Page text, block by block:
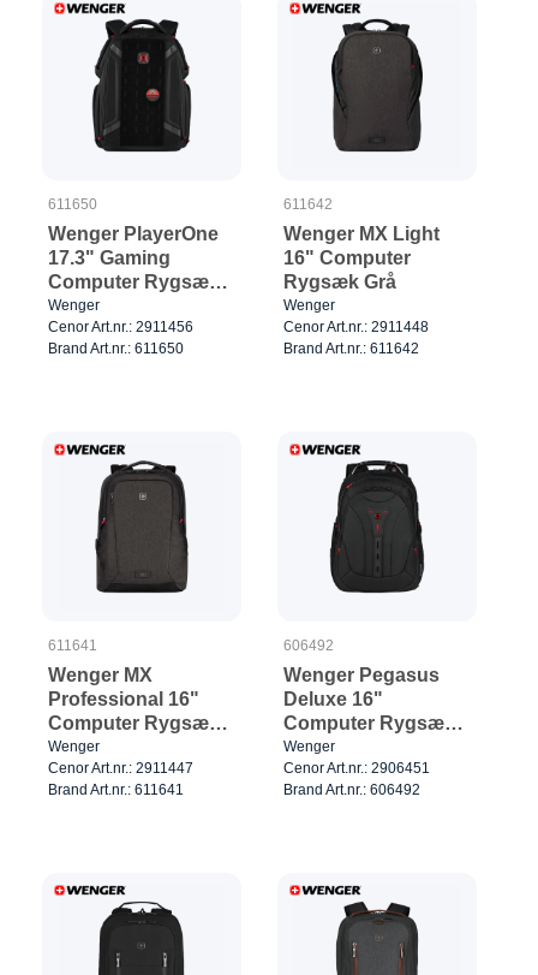
611650
Wenger PlayerOne
17.3" Gaming
Computer Rygsæk
Sort
Wenger
Cenor Art.nr.: 2911456
Brand Art.nr.: 611650
611642
Wenger MX Light
16" Computer
Rygsæk Grå
Wenger
Cenor Art.nr.: 2911448
Brand Art.nr.: 611642
611641
Wenger MX
Professional 16"
Computer Rygsæk
Grå
Wenger
Cenor Art.nr.: 2911447
Brand Art.nr.: 611641
606492
Wenger Pegasus
Deluxe 16"
Computer Rygsæk
Sort
Wenger
Cenor Art.nr.: 2906451
Brand Art.nr.: 606492